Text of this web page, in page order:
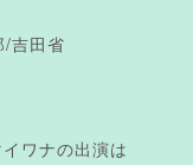
/吉田省
ワナの出演は